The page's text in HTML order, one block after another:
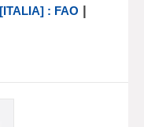
: FAO |